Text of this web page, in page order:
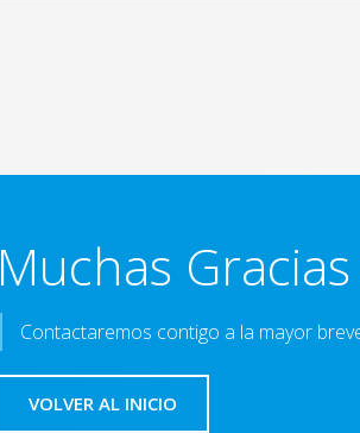
Muchas Gracias
Contactaremos contigo a la mayor
VOLVER AL INICIO